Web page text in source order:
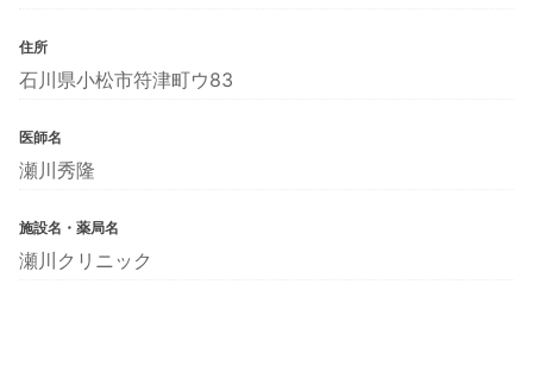
住所
石川県小松市符津町ウ83
医師名
瀬川秀隆
施設名・薬局名
瀬川クリニック